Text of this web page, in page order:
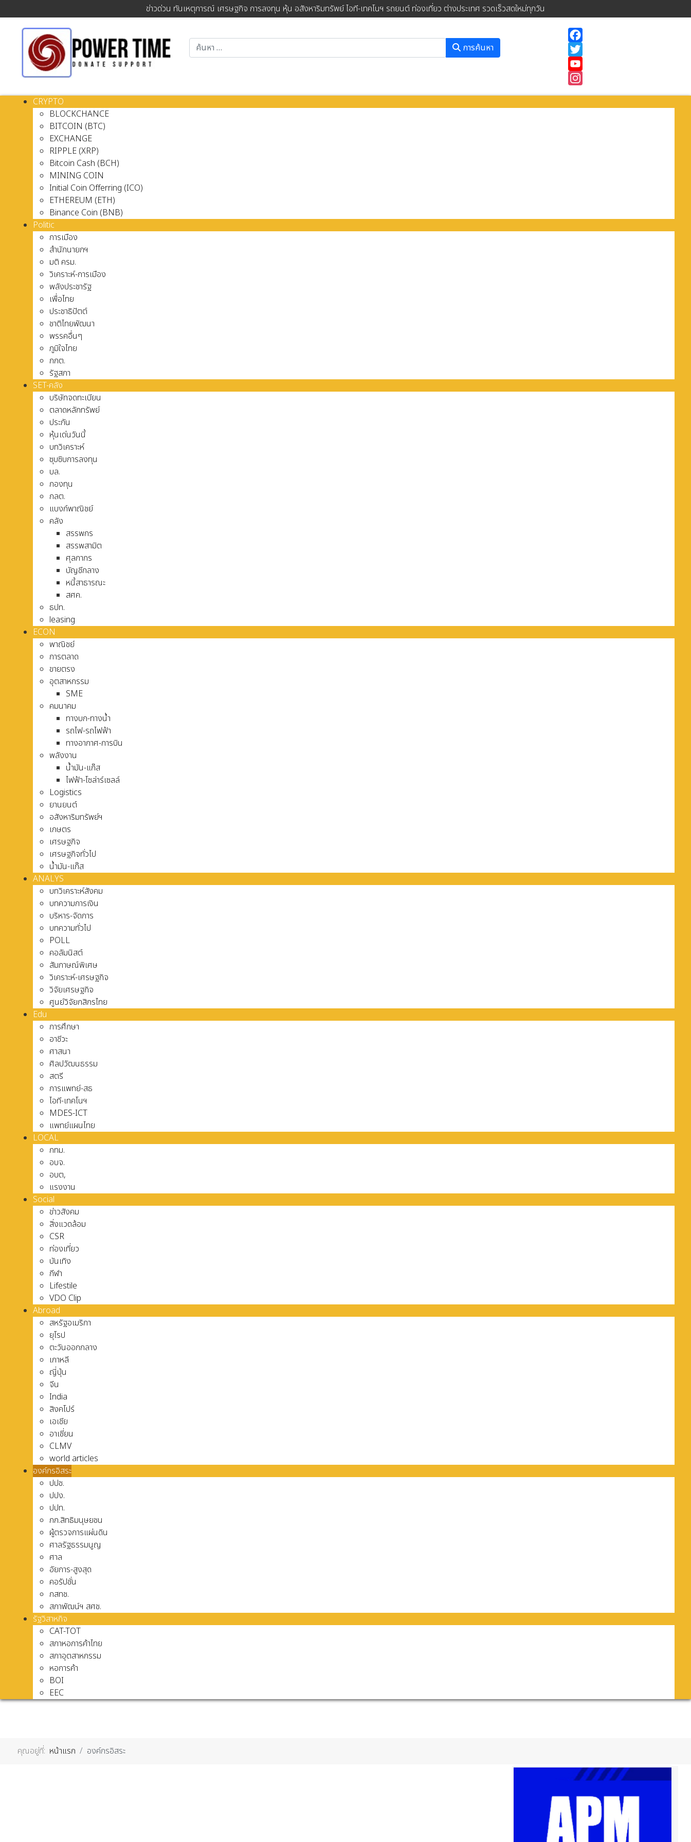
ข่าวด่วน ทันเหตุการณ์ เศรษฐกิจ การลงทุน หุ้น อสังหาริมทรัพย์ ไอที-เทคโนฯ รถยนต์ ท่องเที่ยว ต่างประเทศ รวดเร็วสดใหม่ทุกวัน
การค้นหา
Instagram
CRYPTO
BLOCKCHANCE
BITCOIN (BTC)
EXCHANGE
RIPPLE (XRP)
Bitcoin Cash (BCH)
MINING COIN
Initial Coin Offerring (ICO)
ETHEREUM (ETH)
Binance Coin (BNB)
Politic
การเมือง
สำนักนายกฯ
มติ ครม.
วิเคราะห์-การเมือง
พลังประชารัฐ
เพื่อไทย
ประชาธิปัตต์
ชาติไทยพัฒนา
พรรคอื่นๆ
ภูมิใจไทย
กกต.
รัฐสภา
SET-คลัง
บริษัทจดทะเบียน
ตลาดหลักทรัพย์
ประกัน
หุ้นเด่นวันนี้
บทวิเคราะห์
ซุบซิบการลงทุน
บล.
กองทุน
กลต.
แบงก์พาณิชย์
คลัง
สรรพกร
สรรพสามิต
ศุลกากร
บัญชีกลาง
หนี้สาธารณะ
สศค.
ธปท.
leasing
ECON
พาณิชย์
การตลาด
ขายตรง
อุตสาหกรรม
SME
คมนาคม
ทางบก-ทางน้ำ
รถไฟ-รถไฟฟ้า
ทางอากาศ-การบิน
พลังงาน
น้ำมัน-แก๊ส
ไฟฟ้า-โซล่าร์เซลล์
Logistics
ยานยนต์
อสังหาริมทรัพย์ฯ
เกษตร
เศรษฐกิจ
เศรษฐกิจทั่วไป
น้ำมัน-แก๊ส
ANALYS
บทวิเคราะห์สังคม
บทความการเงิน
บริหาร-จัดการ
บทความทั่วไป
POLL
คอลัมนิสต์
สัมภาษณ์พิเศษ
วิเคราะห์-เศรษฐกิจ
วิจัยเศรษฐกิจ
ศูนย์วิจัยกสิกรไทย
Edu
การศึกษา
อาชีวะ
ศาสนา
ศิลปวัฒนธรรม
สตรี
การแพทย์-สธ
ไอที-เทคโนฯ
MDES-ICT
แพทย์แผนไทย
LOCAL
กทม.
อบจ.
อบต,
แรงงาน
Social
ข่าวสังคม
สิ่งแวดล้อม
CSR
ท่องเที่ยว
บันเทิง
กีฬา
Lifestile
VDO Clip
Abroad
สหรัฐอเมริกา
ยุโรป
ตะวันออกกลาง
เกาหลี
ญี่ปุ่น
จีน
India
สิงคโปร์
เอเชีย
อาเชี่ยน
CLMV
world articles
องค์กรอิสระ
ปปช.
ปปง.
ปปท.
กก.สิทธิมนุษยชน
ผู้ตรวจการแผ่นดิน
ศาลรัฐธรรมนูญ
ศาล
อัยการ-สูงสุด
คอรัปชั่น
กสทช.
สภาพัฒน์ฯ สศช.
รัฐวิสาหกิจ
CAT-TOT
สภาหอการค้าไทย
สภาอุตสาหกรรม
หอการค้า
BOI
EEC
คุณอยู่ที่: หน้าแรก องค์กรอิสระ